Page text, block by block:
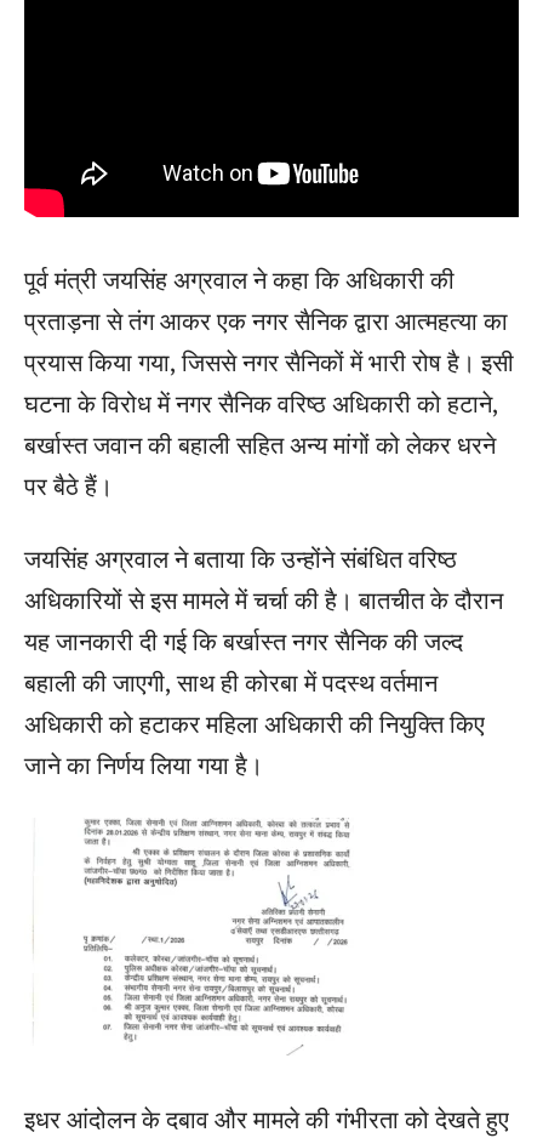
पूर्व मंत्री जयसिंह अग्रवाल ने कहा कि अधिकारी की
प्रताड़ना से तंग आकर एक नगर सैनिक द्वारा आत्महत्या का
प्रयास किया गया, जिससे नगर सैनिकों में भारी रोष है। इसी
घटना के विरोध में नगर सैनिक वरिष्ठ अधिकारी को हटाने,
बर्खास्त जवान की बहाली सहित अन्य मांगों को लेकर धरने
पर बैठे हैं।
जयसिंह अग्रवाल ने बताया कि उन्होंने संबंधित वरिष्ठ
अधिकारियों से इस मामले में चर्चा की है। बातचीत के दौरान
यह जानकारी दी गई कि बर्खास्त नगर सैनिक की जल्द
बहाली की जाएगी, साथ ही कोरबा में पदस्थ वर्तमान
अधिकारी को हटाकर महिला अधिकारी की नियुक्ति किए
जाने का निर्णय लिया गया है।
इधर आंदोलन के दबाव और मामले की गंभीरता को देखते हुए